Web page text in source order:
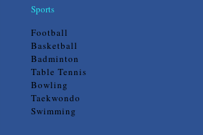
Sports
Football
Basketball
Badminton
Table Tennis
Bowling
Taekwondo
Swimming